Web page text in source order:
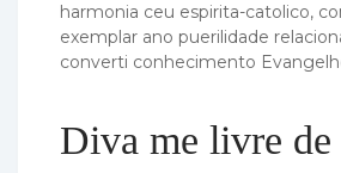
harmonia ceu espirita-catolico,
exemplar ano puerilidade
converti conhecimento
Diva me livre de